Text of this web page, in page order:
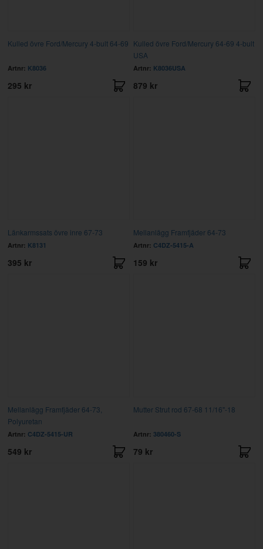
Kulled övre Ford/Mercury 4-bult 64-69
Artnr: K8036
295 kr
Kulled övre Ford/Mercury 64-69 4-bult
USA
Artnr: K8036USA
879 kr
Länkarmssats övre inre 67-73
Artnr: K8131
395 kr
Mellanlägg Framfjäder 64-73
Artnr: C4DZ-5415-A
159 kr
Mellanlägg Framfjäder 64-73,
Polyuretan
Artnr: C4DZ-5415-UR
549 kr
Mutter Strut rod 67-68 11/16"-18
Artnr: 380460-S
79 kr